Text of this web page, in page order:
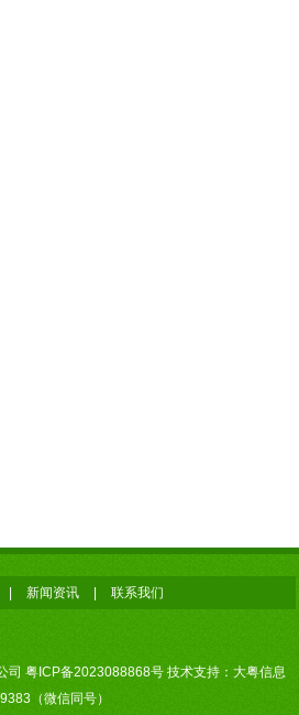
新闻资讯 联系我们
司 粤ICP备2023088868号 技术支持：大粤信息
（微信同号）